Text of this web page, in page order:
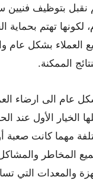
نقبل بتوظيف
عن 10 أعوام، لكونها تهتم
العملاء بشكل عام
الممكنة.
عام الى ارضاء
الخيار الأول عند
مهما كانت صعبة
المخاطر
والمعدات التي